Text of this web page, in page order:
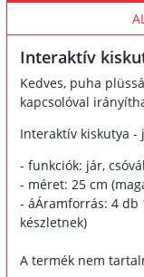
Interaktív
Kedves, puha
kapcsolóval
Interaktív kiskutya -
- funkciók: jár,
- méret: 25 cm
- áÁramforrás: 4 db
készletnek)
A termék nem